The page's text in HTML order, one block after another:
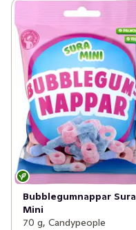
Bubblegumnappar Sura
Mini
70 g, Candypeople